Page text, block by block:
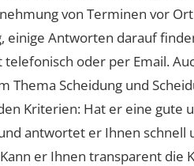
von Terminen vor
einige Antworten darauf
oder per Email.
Scheidung und
Kriterien: Hat er eine gute
antwortet er Ihnen schnell
er Ihnen transparent die